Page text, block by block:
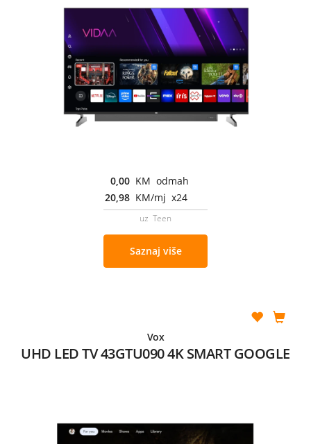
0,00 KM odmah
20,98 KM/mj x24
uz Teen
Saznaj više
Vox
UHD LED TV 43GTU090 4K SMART GOOGLE